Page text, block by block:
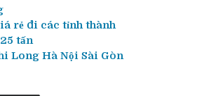
rẻ đi các tỉnh thành
tấn
Long Hà Nội Sài Gòn